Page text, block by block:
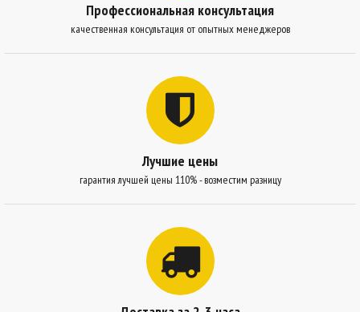
Профессиональная консультация
качественная консультация от опытных менеджеров
Лучшие цены
гарантия лучшей цены 110% - возместим разницу